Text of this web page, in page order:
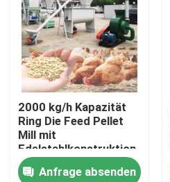
VR Show
Über uns
Fabrik Tour
Qualitätskontrolle
2000 kg/h Kapazität
Ring Die Feed Pellet
Mill mit
Edelstahlkonstruktion
für Geflügelfutter
Anfrage absenden